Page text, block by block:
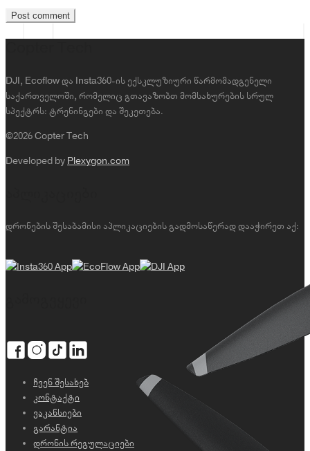
DJI, Ecoflow და Insta360-ის ექსკლუზიური წარმომადგენელი
საქართველოში, რომელიც გთავაზობთ მომსახურების სრულ
სპექტრს: ტრენინგები და შეკეთება.
©2026 Copter Tech
Developed by Plexygon.com
დრონების შესაბამისი აპლიკაციების გადმოსაწერად დააჭირეთ აქ:
ჩვენ შესახებ
კონტაქტი
ვაკანსიები
გარანტია
დრონის რეგულაციები